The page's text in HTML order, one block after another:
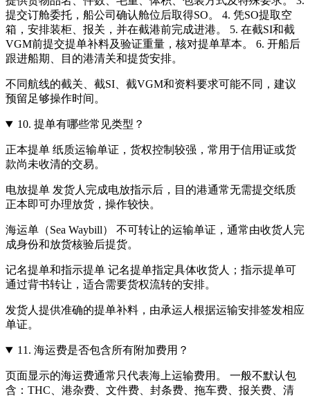
提交订舱委托，船公司确认舱位后取得SO。 4. 凭SO提取空
箱，安排装柜、报关，并在截港前完成进港。 5. 在截SI和截
VGM前提交提单补料及验证重量，核对提单草本。 6. 开船后
跟进船期、目的港清关和提货安排。
不同航线的截关、截SI、截VGM和资料要求可能不同，建议
预留足够操作时间。
10. 提单有哪些常见类型？
正本提单 纸质运输单证，货权控制较强，常用于信用证或货
款尚未收清的交易。
电放提单 发货人完成电放指示后，目的港通常无需提交纸质
正本即可办理放货，操作较快。
海运单（Sea Waybill） 不可转让的运输单证，通常由收货人完
成身份和放货核验后提货。
记名提单和指示提单 记名提单指定具体收货人；指示提单可
通过背书转让，适合需要货权流转的安排。
发货人提供准确的提单补料，由承运人根据运输安排签发相应
单证。
11. 海运费是否包含所有附加费用？
页面显示的海运费通常只代表海上运输费用。 一般不默认包
含：THC、港杂费、文件费、封条费、拖车费、报关费、清